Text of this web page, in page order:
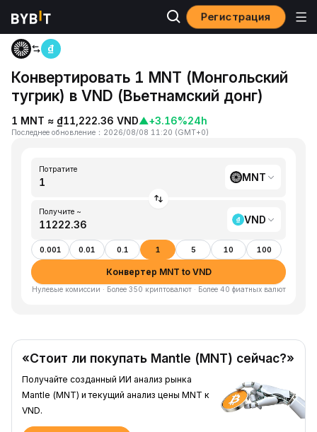
Регистрация
Главная
Конвертировать 1 MNT (Монгольский
тугрик) в VND (Вьетнамский донг)
1 MNT ≈ ₫11,222.36 VND▲+3.16%24h
Последнее обновление ： 2026/08/08 11:20 (GMT+0)
Потратите
MNT
Получите ~
VND
0.001 0.01 0.1 1 5 10 100
Конвертер MNT to VND
Нулевые комиссии · Более 350 криптовалют · Более 40 фиатных валют
«Стоит ли покупать Mantle (MNT) сейчас?»
Получайте созданный ИИ анализ рынка
Mantle (MNT) и текущий анализ цены MNT к
VND.